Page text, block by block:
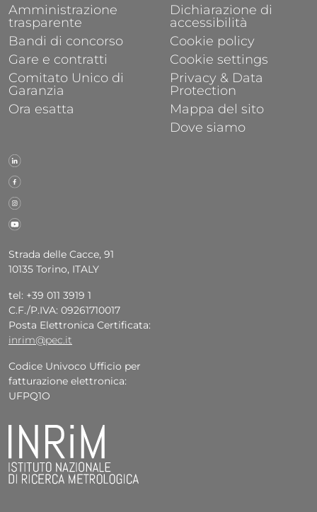
Strada delle Cacce, 91
10135 Torino, ITALY
tel: +39 011 3919 1
C.F./P.IVA: 09261710017
Posta Elettronica Certificata:
inrim@pec.it
Codice Univoco Ufficio per
fatturazione elettronica:
UFPQ1O
Amministrazione
trasparente
Bandi di concorso
Gare e contratti
Comitato Unico di
Garanzia
Ora esatta
Dichiarazione di
accessibilità
Cookie policy
Cookie settings
Privacy & Data
Protection
Mappa del sito
Dove siamo